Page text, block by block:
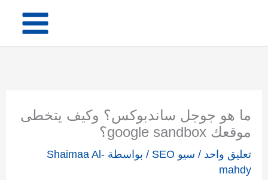
المحتوى
ما هو جوجل ساندبوكس؟ وكيف يتخطى
موقعك google sandbox؟
تعليق واحد / سيو SEO / بواسطة Shaimaa Al-
mahdy